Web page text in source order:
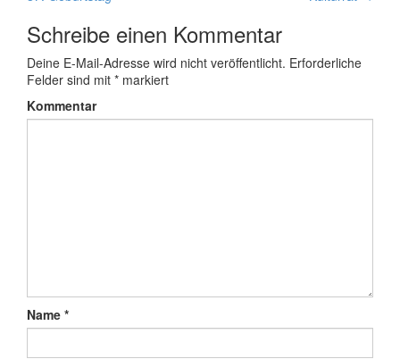
Schreibe einen Kommentar
Deine E-Mail-Adresse wird nicht veröffentlicht. Erforderliche
Felder sind mit * markiert
Kommentar
Name *